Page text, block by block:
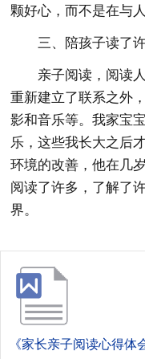
颗好心，而不是在与
三、陪孩子读了
亲子阅读，阅读
重新建立了联系之外
影和音乐等。我家宝
乐，这些我长大之后
环境的改善，他在几
阅读了许多，了解了
界。
《家长亲子阅读心得体